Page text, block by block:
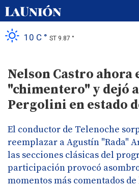
10 C ° ST 9.87 °
Nelson Castro ahora
"chimentero" y dejó
Pergolini en estado
El conductor de Telenoche
reemplazar a Agustín "Rada"
las secciones clásicas del
participación provocó
momentos más comentados